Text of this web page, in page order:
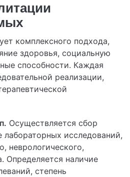
комплексного подхода,
здоровья, социальную
способности. Каждая
реализации,
Осуществляется сбор
лабораторных исследований,
неврологического,
Определяется наличие
степень